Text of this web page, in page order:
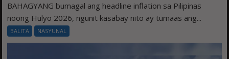
BAHAGYANG bumagal ang headline inflation sa Pilipinas
noong Hulyo 2026, ngunit kasabay nito ay tumaas ang...
BALITA NASYUNAL